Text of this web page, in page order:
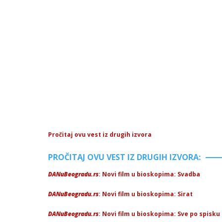
Pročitaj ovu vest iz drugih izvora
PROČITAJ OVU VEST IZ DRUGIH IZVORA:
DANuBeogradu.rs: Novi film u bioskopima: Svadba
DANuBeogradu.rs: Novi film u bioskopima: Sirat
DANuBeogradu.rs: Novi film u bioskopima: Sve po spisku